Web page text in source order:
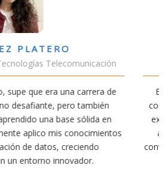
SÁNCHEZ VALENCIA
Doble Grado Teleco-ADE
me ha permitido comprender cómo la
nuestra vida diaria. Aunque la
he dedicado parte de mi tiempo a
como el salvamento y socorrismo. Estoy
que elegir teleco ha sido una de las
decisiones que he tomado.